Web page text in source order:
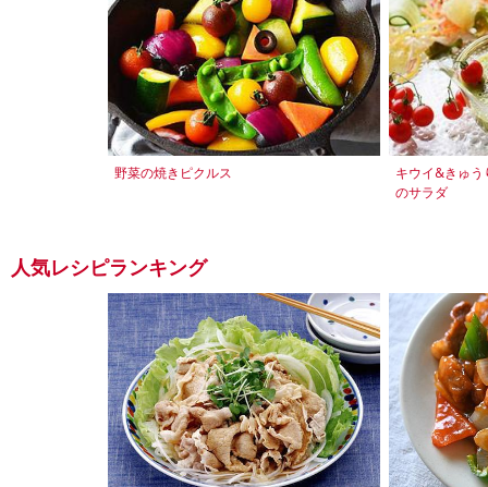
野菜の焼きピクルス
キウイ&きゅ
のサラダ
人気レシピランキング